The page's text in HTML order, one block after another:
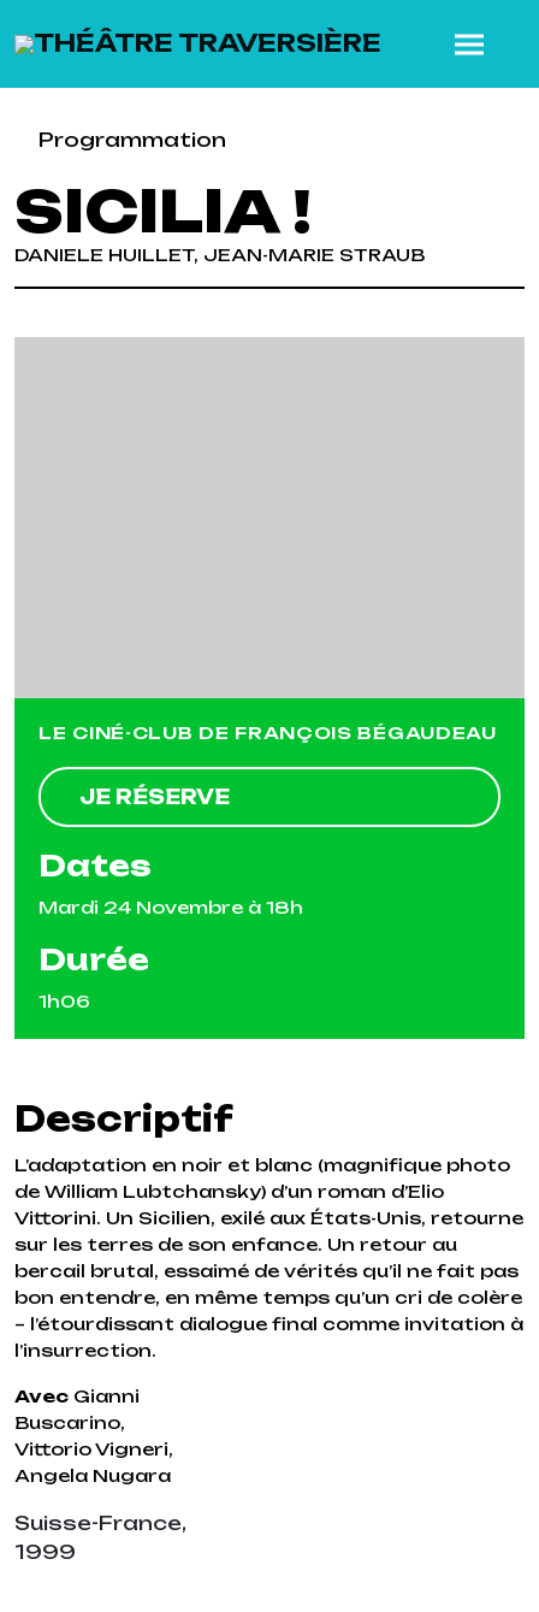
Programmation
SICILIA !
DANIELE HUILLET, JEAN-MARIE STRAUB
LE CINÉ-CLUB DE FRANÇOIS BÉGAUDEAU
JE RÉSERVE
Dates
Mardi 24 Novembre à 18h
Durée
1h06
Descriptif
L’adaptation en noir et blanc (magnifique photo
de William Lubtchansky) d’un roman d’Elio
Vittorini. Un Sicilien, exilé aux États-Unis, retourne
sur les terres de son enfance. Un retour au
bercail brutal, essaimé de vérités qu’il ne fait pas
bon entendre, en même temps qu’un cri de colère
– l’étourdissant dialogue final comme invitation à
l’insurrection.
Avec Gianni
Buscarino,
Vittorio Vigneri,
Angela Nugara
Suisse-France,
1999